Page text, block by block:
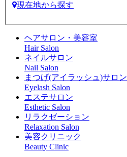
現在地から探す
ヘアサロン・美容室
Hair Salon
ネイルサロン
Nail Salon
まつげ(アイラッシュ)サロン
Eyelash Salon
エステサロン
Esthetic Salon
リラクゼーション
Relaxation Salon
美容クリニック
Beauty Clinic